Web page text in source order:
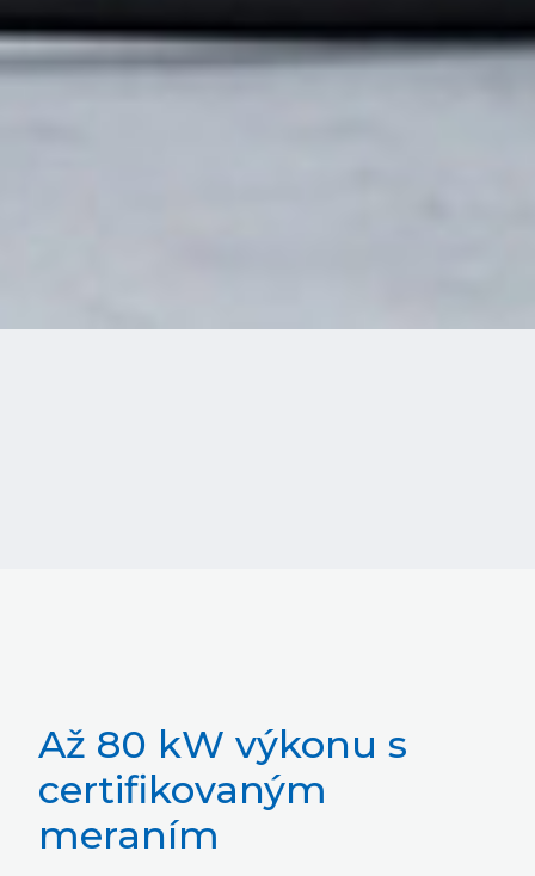
Až 80 kW výkonu s
certifikovaným
meraním